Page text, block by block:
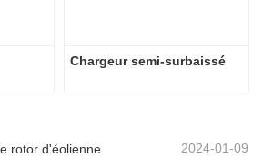
Chargeur semi-surbaissé
rotor d'éolienne 2024-01-09